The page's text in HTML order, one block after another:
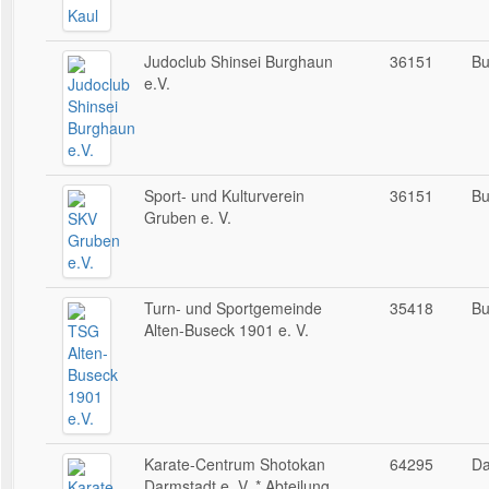
Judoclub Shinsei Burghaun
e.V.
36151
Sport- und Kulturverein
Gruben e. V.
36151
Turn- und Sportgemeinde
Alten-Buseck 1901 e. V.
35418
Karate-Centrum Shotokan
64295